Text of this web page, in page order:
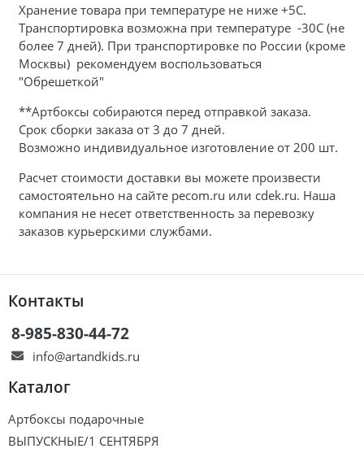
Хранение товара при температуре не ниже +5С.
Транспортировка возможна при температуре -30С (не
более 7 дней). При транспортировке по России (кроме
Москвы) рекомендуем воспользоваться
"Обрешеткой"
**Артбоксы собираются перед отправкой заказа.
Срок сборки заказа от 3 до 7 дней.
Возможно индивидуальное изготовление от 200 шт.
Расчет стоимости доставки вы можете произвести
самостоятельно на сайте pecom.ru или cdek.ru. Наша
компания не несет ответственность за перевозку
заказов курьерскими службами.
Контакты
8-985-830-44-72
info@artandkids.ru
Каталог
Артбоксы подарочные
ВЫПУСКНЫЕ/1 СЕНТЯБРЯ